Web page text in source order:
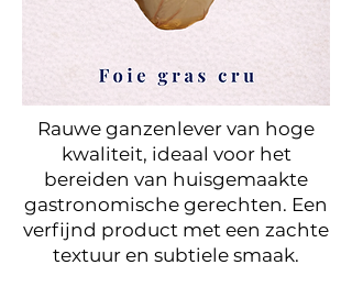
Rauwe ganzenlever van hoge
kwaliteit, ideaal voor het
bereiden van huisgemaakte
gastronomische gerechten. Een
verfijnd product met een zachte
textuur en subtiele smaak.